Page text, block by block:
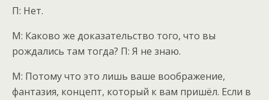
П: Нет.
М: Каково же доказательство того, что вы
рождались там тогда? П: Я не знаю.
М: Потому что это лишь ваше воображение,
фантазия, концепт, который к вам пришёл. Если в